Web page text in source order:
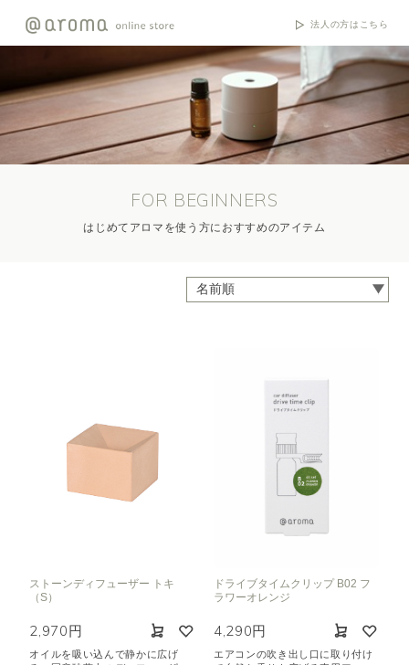
法人の方はこちら
FOR BEGINNERS
はじめてアロマを使う方におすすめのアイテム
ストーンディフューザー トキ
（S）
2,970円
オイルを吸い込んで静かに広げ
ドライブタイムクリップ B02 フ
ラワーオレンジ
4,290円
エアコンの吹き出し口に取り付け